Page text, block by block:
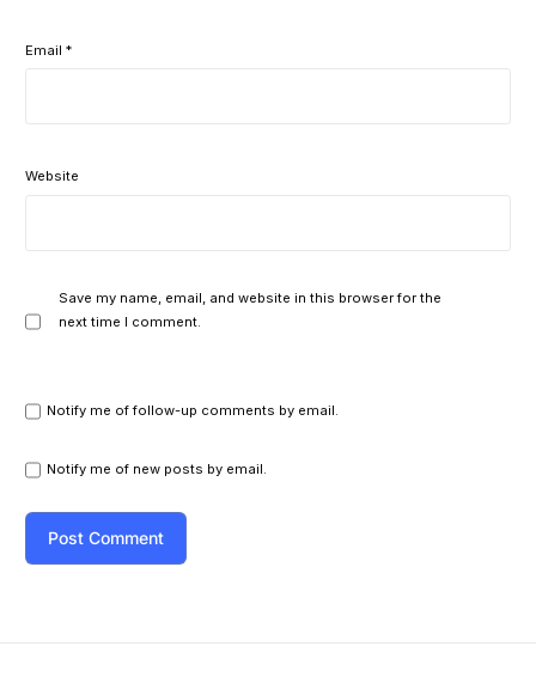
Email*
Website
Save my name, email, and website in this browser for the
next time I comment.
Notify me of follow-up comments by email.
Notify me of new posts by email.